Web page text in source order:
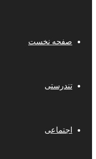
صفحه نخست
تندرستی
اجتماعی